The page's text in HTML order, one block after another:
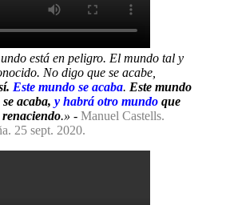
está en peligro. El mundo tal y
No digo que se acabe,
Este mundo se acaba. Este mundo
acaba, y habrá otro mundo que
renaciendo.» - Manuel Castells.
25 sept. 2020.